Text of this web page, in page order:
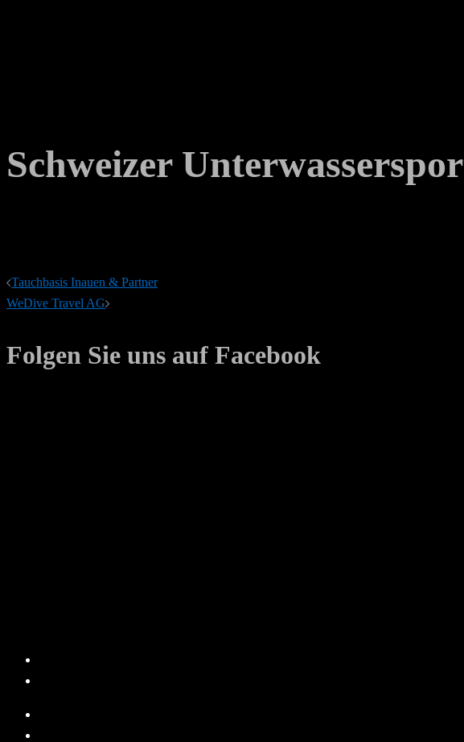
Schweizer
Beitragsnavigation
Tauchbasis Inauen & Partner
WeDive Travel AG
Folgen Sie uns auf Facebook